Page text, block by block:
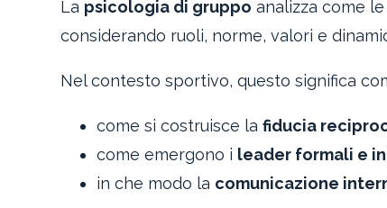
La psicologia di gruppo analizza come
considerando ruoli, norme, valori e
Nel contesto sportivo, questo significa
come si costruisce lafiducia
come emergono i leader formali e
in che modo la comunicazione